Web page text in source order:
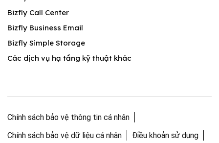
Bizfly Call Center
Bizfly Business Email
Bizfly Simple Storage
Các dịch vụ hạ tầng kỹ thuật khác
Chính sách bảo vệ thông tin cá nhân
Chính sách bảo vệ dữ liệu cá nhân
Điều khoản sử dụng